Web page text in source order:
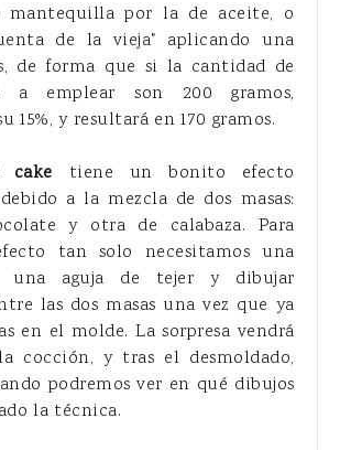
mantequilla por la de aceite, o
de la vieja" aplicando una
de forma que si la cantidad de
a emplear son 200 gramos,
15%, y resultará en 170 gramos.
cake tiene un bonito efecto
a la mezcla de dos masas:
y otra de calabaza. Para
tan solo necesitamos una
una aguja de tejer y dibujar
las dos masas una vez que ya
en el molde. La sorpresa vendrá
cocción, y tras el desmoldado,
podremos ver en qué dibujos
la técnica.